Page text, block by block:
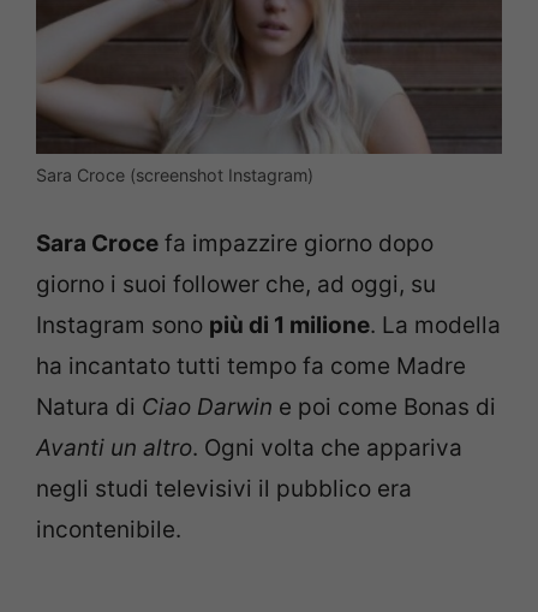
Sara Croce (screenshot Instagram)
Sara Croce fa impazzire giorno dopo
giorno i suoi follower che, ad oggi, su
Instagram sono più di 1 milione. La modella
ha incantato tutti tempo fa come Madre
Natura di Ciao Darwin e poi come Bonas di
Avanti un altro. Ogni volta che appariva
negli studi televisivi il pubblico era
incontenibile.